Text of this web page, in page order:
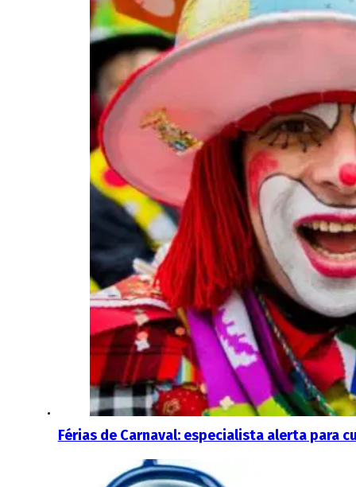
Férias de Carnaval: especialista alerta para